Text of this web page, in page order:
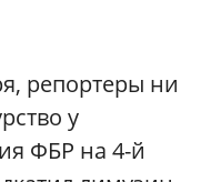
репортеры ни
у
ФБР на 4-й